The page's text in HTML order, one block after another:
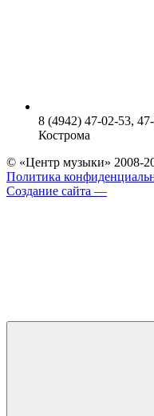
8 (4942) 47-02-53,
Кострома
© «Центр музыки» 2008-
Политика
Создание сайта —